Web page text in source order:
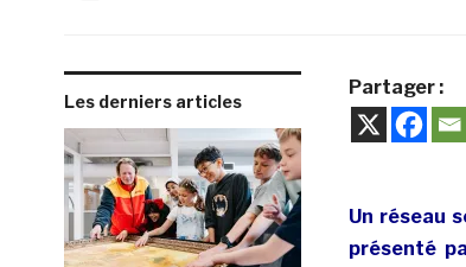
Les derniers articles
Partager :
Un réseau
présenté